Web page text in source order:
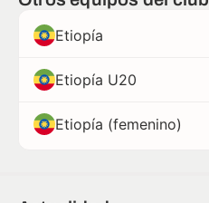
Etiopía
Etiopía U20
Etiopía (femenino)